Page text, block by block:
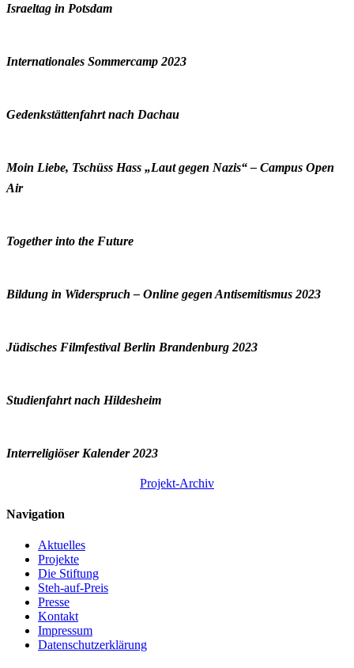
Israeltag in Potsdam
Internationales Sommercamp 2023
Gedenkstättenfahrt nach Dachau
Moin Liebe, Tschüss Hass „Laut gegen Nazis“ – Campus Open
Air
Together into the Future
Bildung in Widerspruch – Online gegen Antisemitismus 2023
Jüdisches Filmfestival Berlin Brandenburg 2023
Studienfahrt nach Hildesheim
Interreligiöser Kalender 2023
Projekt-Archiv
Navigation
Aktuelles
Projekte
Die Stiftung
Steh-auf-Preis
Presse
Kontakt
Impressum
Datenschutzerklärung